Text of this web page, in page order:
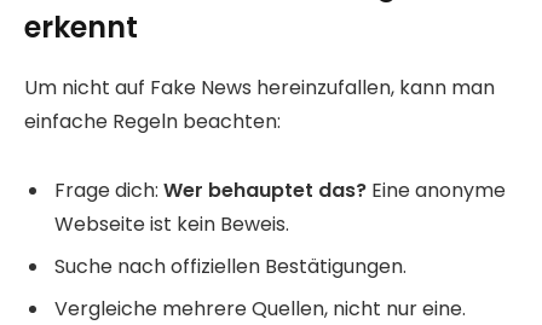
erkennt
Um nicht auf Fake News hereinzufallen, kann man
einfache Regeln beachten:
Frage dich: Wer behauptet das? Eine anonyme
Webseite ist kein Beweis.
Suche nach offiziellen Bestätigungen.
Vergleiche mehrere Quellen, nicht nur eine.